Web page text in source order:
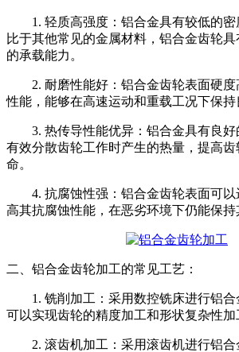
1. 轻质高强度：铝合金具有较低的
比于其他常见的金属材料，铝合金齿轮
的承载能力。
2. 耐磨性能好：铝合金齿轮表面硬
性能，能够在高速运动和重载工况下保持
3. 热传导性能优异：铝合金具有良
有效分散齿轮工作时产生的热量，提高
命。
4. 抗腐蚀性强：铝合金齿轮表面可
高其抗腐蚀性能，在恶劣环境下仍能保持
二、铝合金齿轮加工的常见工艺：
1. 铣削加工：采用数控铣床进行铝合
可以实现齿轮的精度加工和形状复杂性加
2. 滚齿机加工：采用滚齿机进行铝合